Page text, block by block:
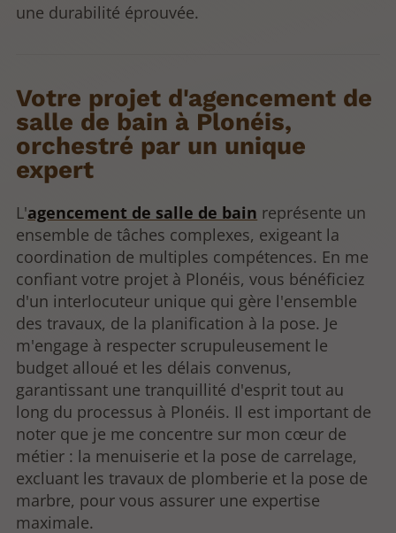
une durabilité éprouvée.
Votre projet d'agencement de
salle de bain à Plonéis,
orchestré par un unique
expert
L'agencement de salle de bain représente un
ensemble de tâches complexes, exigeant la
coordination de multiples compétences. En me
confiant votre projet à Plonéis, vous bénéficiez
d'un interlocuteur unique qui gère l'ensemble
des travaux, de la planification à la pose. Je
m'engage à respecter scrupuleusement le
budget alloué et les délais convenus,
garantissant une tranquillité d'esprit tout au
long du processus à Plonéis. Il est important de
noter que je me concentre sur mon cœur de
métier : la menuiserie et la pose de carrelage,
excluant les travaux de plomberie et la pose de
marbre, pour vous assurer une expertise
maximale.